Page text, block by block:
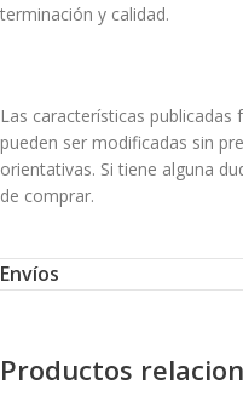
terminación y calidad.
Las características
pueden ser modificadas sin
orientativas. Si tiene alguna
de comprar.
Envíos
Productos